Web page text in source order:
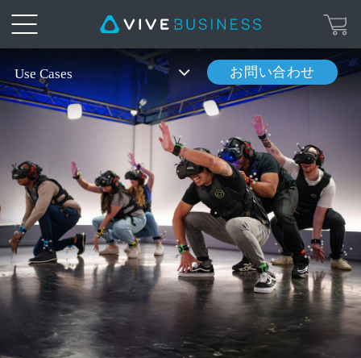
ロ
ケ
ー
シ
ョ
ン
ベ
ー
Use Cases お問い合わせ